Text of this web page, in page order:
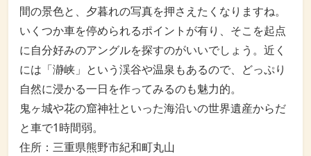
間の景色と、夕暮れの写真を押さえたくなりますね。
いくつか車を停められるポイントが有り、そこを起点
に自分好みのアングルを探すのがいいでしょう。近く
には「瀞峡」という渓谷や温泉もあるので、どっぷり
自然に浸かる一日を作ってみるのも魅力的。
鬼ヶ城や花の窟神社といった海沿いの世界遺産からだ
と車で1時間弱。
住所：三重県熊野市紀和町丸山